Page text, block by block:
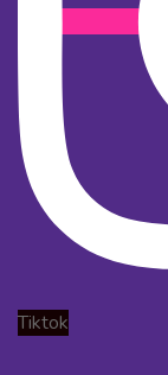
Tiktok